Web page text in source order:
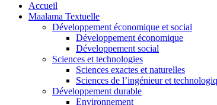
Accueil
Maalama Textuelle
Développement économique et social
Développement économique
Développement social
Sciences et technologies
Sciences exactes et naturelles
Sciences de l’ingénieur et
Développement durable
Environnement